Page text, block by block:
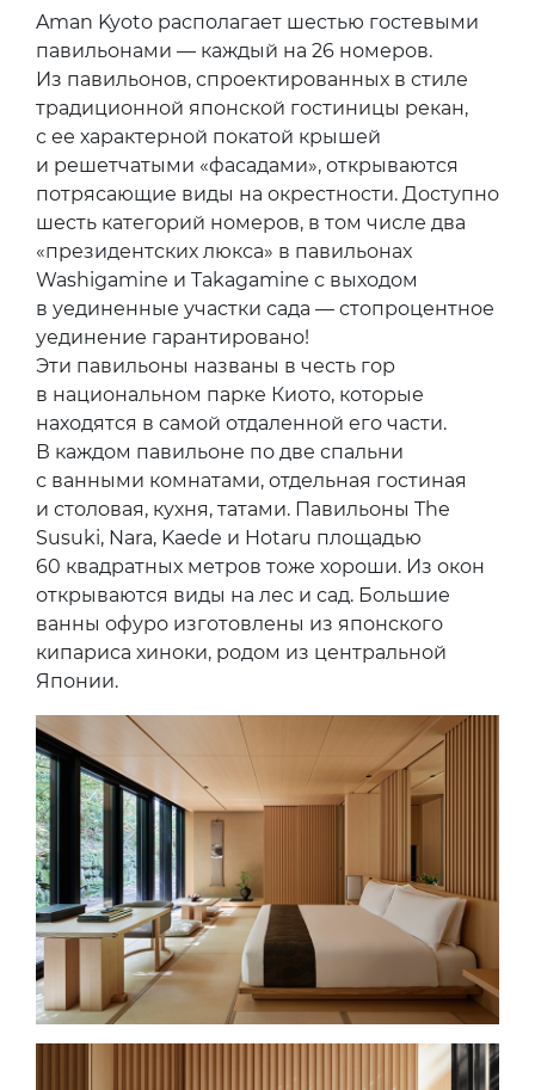
Aman Kyoto располагает шестью гостевыми
павильонами — каждый на 26 номеров.
Из павильонов, спроектированных в стиле
традиционной японской гостиницы рекан,
с ее характерной покатой крышей
и решетчатыми «фасадами», открываются
потрясающие виды на окрестности. Доступно
шесть категорий номеров, в том числе два
«президентских люкса» в павильонах
Washigamine и Takagamine с выходом
в уединенные участки сада — стопроцентное
уединение гарантировано!
Эти павильоны названы в честь гор
в национальном парке Киото, которые
находятся в самой отдаленной его части.
В каждом павильоне по две спальни
с ванными комнатами, отдельная гостиная
и столовая, кухня, татами. Павильоны The
Susuki, Nara, Kaede и Hotaru площадью
60 квадратных метров тоже хороши. Из окон
открываются виды на лес и сад. Большие
ванны офуро изготовлены из японского
кипариса хиноки, родом из центральной
Японии.